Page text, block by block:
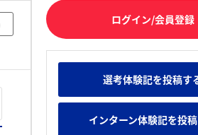
卒就職人気企業ランキング みんなのイ
DX現場社員インタビュー
直近のイベ
ログイン/会員登録
選考体験記を投稿す
インターン体験記を投